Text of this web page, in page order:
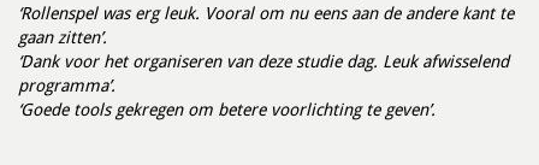
‘Rollenspel was erg leuk. Vooral om nu eens aan de andere kant te
gaan zitten’.
‘Dank voor het organiseren van deze studie dag. Leuk afwisselend
programma’.
‘Goede tools gekregen om betere voorlichting te geven’.